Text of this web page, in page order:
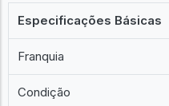
Especificações Básicas
Franquia
Condição